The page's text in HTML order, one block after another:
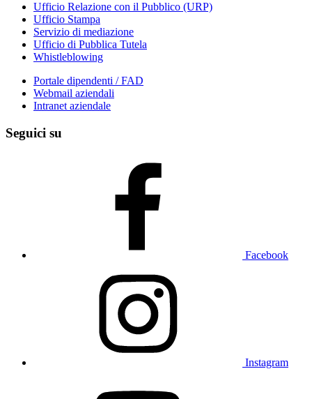
Ufficio Relazione con il Pubblico (URP)
Ufficio Stampa
Servizio di mediazione
Ufficio di Pubblica Tutela
Whistleblowing
Portale dipendenti / FAD
Webmail aziendali
Intranet aziendale
Seguici su
Facebook
Instagram